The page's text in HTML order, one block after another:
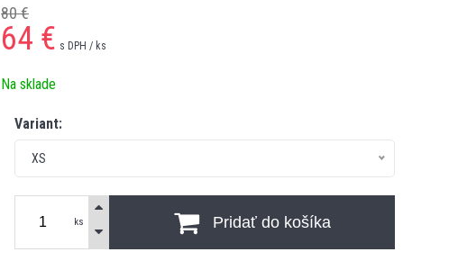
80 €
64 € s DPH / ks
Na sklade
Variant:
XS
ks Pridať do košíka